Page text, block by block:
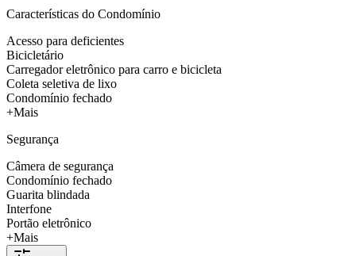
Características do Condomínio
Acesso para deficientes
Bicicletário
Carregador eletrônico para carro e bicicleta
Coleta seletiva de lixo
Condomínio fechado
+Mais
Segurança
Câmera de segurança
Condomínio fechado
Guarita blindada
Interfone
Portão eletrônico
+Mais